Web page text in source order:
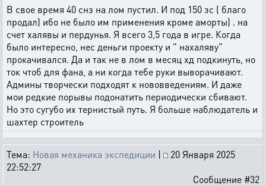
В свое время 40 снз на лом пустил. И под 150 зс ( благо
продал) ибо не было им применения кроме аморты) . на
счет халявы и пердунья. Я всего 3,5 года в игре. Когда
было интересно, нес деньги проекту и " нахаляву"
прокачивался. Да и так не в лом в месяц хд подкинуть, но
ток чтоб для фана, а ни когда тебе руки выворачивают.
Админы творчески подходят к нововведениям. И даже
мои редкие порывы подонатить периодически сбивают.
Но это сугубо их тернистый путь. Я больше наблюдатель и
шахтер строитель
Тема: Новая механика экспедиции |
20 Января 2025
22:52:27
Сообщение #32